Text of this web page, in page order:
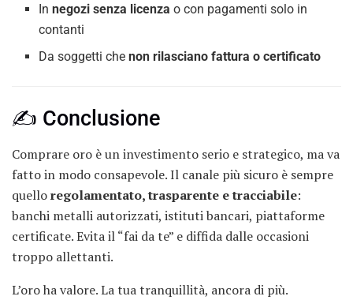
Innegozi senza licenza o con pagamenti solo in
contanti
Da soggetti chenon rilasciano fattura o certificato
✍️ Conclusione
Comprare oro è un investimento serio e strategico, ma va
fatto in modo consapevole. Il canale più sicuro è sempre
quelloregolamentato, trasparente e tracciabile:
banchi metalli autorizzati, istituti bancari, piattaforme
certificate. Evita il “fai da te” e diffida dalle occasioni
troppo allettanti.
L’oro ha valore. La tua tranquillità, ancora di più.